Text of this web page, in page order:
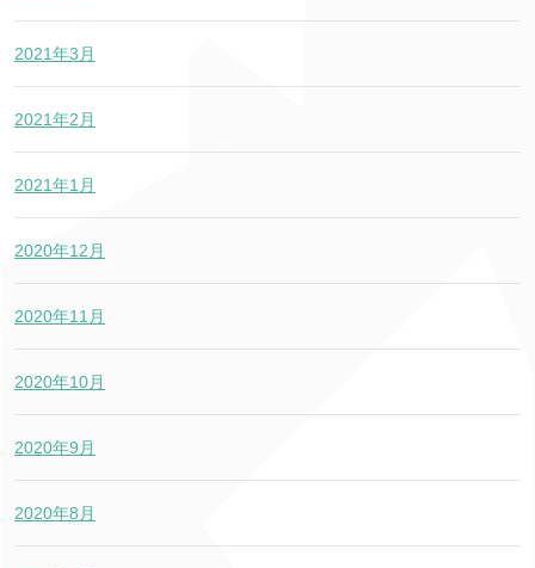
2021年3月
2021年2月
2021年1月
2020年12月
2020年11月
2020年10月
2020年9月
2020年8月